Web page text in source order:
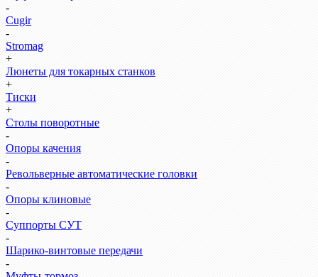
-
Cugir
-
Stromag
+
Люнеты для токарных станков
+
Тиски
+
Столы поворотные
-
Опоры качения
-
Револьверные автоматические головки
-
Опоры клиновые
-
Суппорты СУТ
-
Шарико-винтовые передачи
-